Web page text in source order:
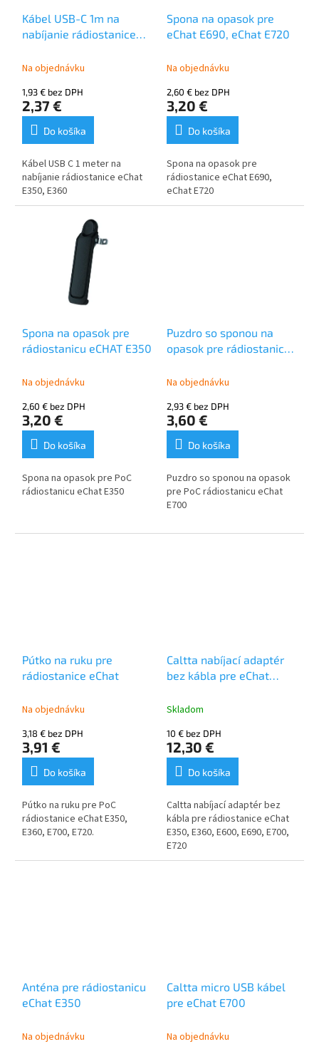
v
o
Kábel USB-C 1m na
nabíjanie rádiostanice
Na objednávku
1,93 € bez DPH
2,37 €
Do košíka
KábelUSB C 1 meterna
nabíjanie rádiostanice eChat
E350, E360
Spona na opasok pre
eChat E690, eChat E720
Na objednávku
2,60 € bez DPH
3,20 €
Do košíka
Spona na opasok pre
rádiostanice eChat E690,
eChat E720
Spona na opasok pre
rádiostanicu eCHAT E350
Na objednávku
2,60 € bez DPH
3,20 €
Do košíka
Spona na opasok pre PoC
rádiostanicu eChat E350
Puzdro so sponou na
opasok pre rádiostanicu
Na objednávku
2,93 € bez DPH
3,60 €
Do košíka
Puzdro so sponou na opasok
pre PoC rádiostanicu eChat
E700
Pútko na ruku pre
rádiostanice eChat
Na objednávku
3,18 € bez DPH
3,91 €
Do košíka
Pútko na ruku pre PoC
rádiostanice eChat E350,
E360, E700, E720.
Caltta nabíjací adaptér
bez kábla pre eChat
E700, E720
Skladom
10 € bez DPH
12,30 €
Do košíka
Caltta nabíjací adaptér bez
kábla pre rádiostanice eChat
E350, E360, E600, E690, E700,
E720
Anténa pre rádiostanicu
eChat E350
Na objednávku
Caltta micro USB kábel
pre eChat E700
Na objednávku